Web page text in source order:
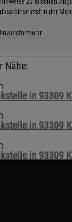
diese erst in der
Nähe:
in 93309
in 93309
in 93309